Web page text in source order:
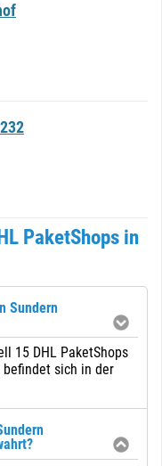
PaketShops in
Sundern
15 DHL PaketShops
befindet sich in der